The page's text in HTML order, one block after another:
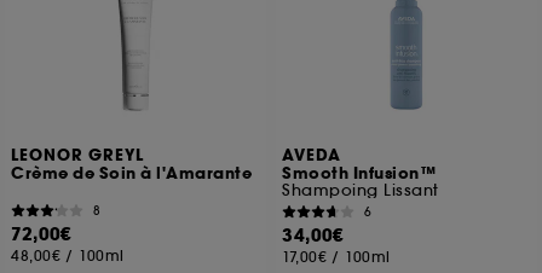
LEONOR GREYL
Crème de Soin à l'Amarante
8
72,00€
48,00€ / 100ml
AVEDA
Smooth Infusion™
Shampoing Lissant
6
34,00€
17,00€ / 100ml